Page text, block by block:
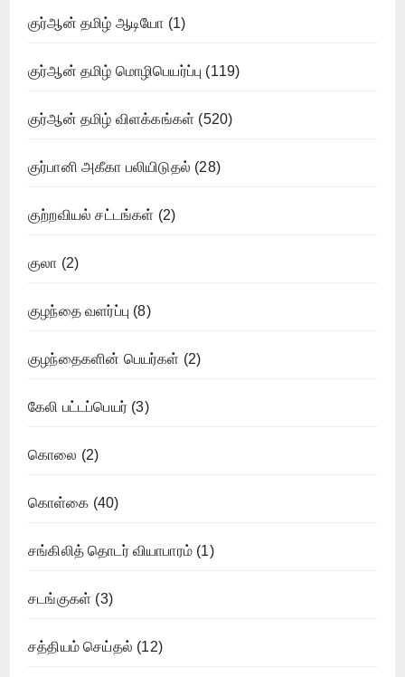
குர்ஆன் தமிழ் ஆடியோ (1)
குர்ஆன் தமிழ் மொழிபெயர்ப்பு (119)
குர்ஆன் தமிழ் விளக்கங்கள் (520)
குர்பானி அகீகா பலியிடுதல் (28)
குற்றவியல் சட்டங்கள் (2)
குலா (2)
குழந்தை வளர்ப்பு (8)
குழந்தைகளின் பெயர்கள் (2)
கேலி பட்டப்பெயர் (3)
கொலை (2)
கொள்கை (40)
சங்கிலித் தொடர் வியாபாரம் (1)
சடங்குகள் (3)
சத்தியம் செய்தல் (12)